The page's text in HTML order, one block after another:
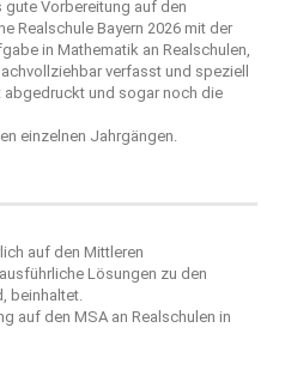
gute Vorbereitung auf den
Realschule Bayern 2026 mit der
in Mathematik an Realschulen,
verfasst und speziell
abgedruckt und sogar noch die
einzelnen Jahrgängen.
auf den Mittleren
Lösungen zu den
beinhaltet.
auf den MSA an Realschulen in